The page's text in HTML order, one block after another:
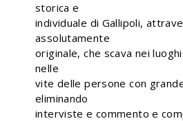
storica e
individuale di Gallipoli,
assolutamente
originale, che scava nei
nelle
vite delle persone con
eliminando
interviste e commento e